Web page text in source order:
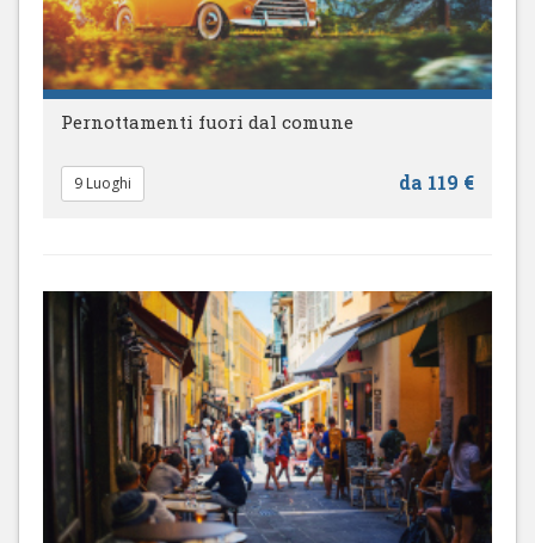
Pernottamenti fuori dal comune
da 119 €
9 Luoghi